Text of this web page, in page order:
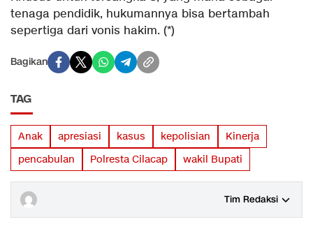
tenaga pendidik, hukumannya bisa bertambah
sepertiga dari vonis hakim. (*)
Bagikan
TAG
Anak apresiasi kasus kepolisian
Kinerja
pencabulan
Polresta Cilacap wakil Bupati
Tim Redaksi